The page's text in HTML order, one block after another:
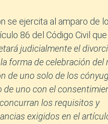
se ejercita al amparo de
86 del Código Civil
judicialmente el
forma de celebración del
de uno solo de los
de uno con el
los requisitos y
exigidos en el